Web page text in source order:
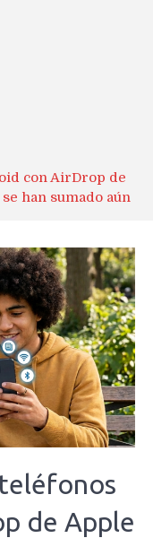
con AirDrop de
han sumado aún
de Apple